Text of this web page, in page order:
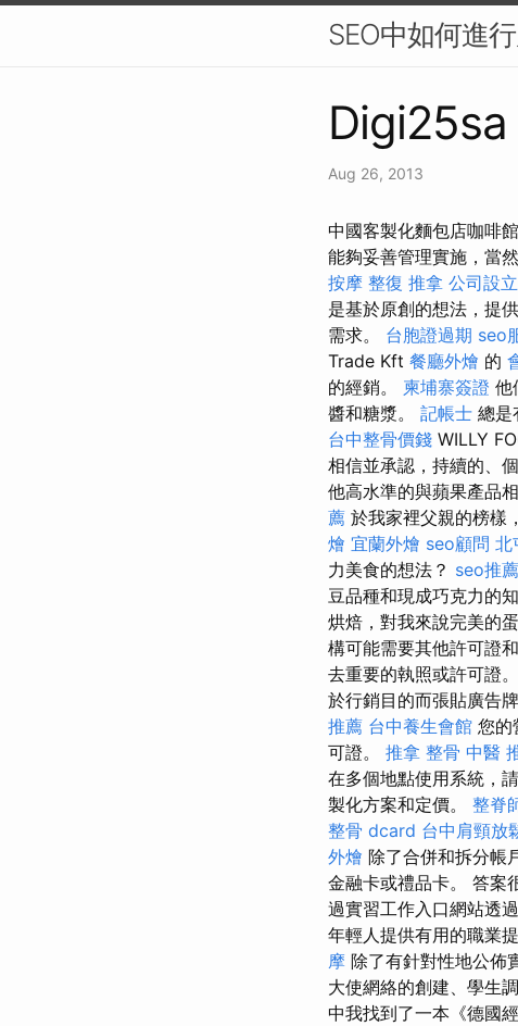
SEO中如何進
Aug 26, 2013
中國客製化麵包店咖啡
能夠妥善管理實施，當
按摩 整復 推拿 公司設立
是基於原創的想法，提
需求。 台胞證過期 seo
Trade Kft 餐廳外燴 的
的經銷。 柬埔寨簽證 他
醬和糖漿。 記帳士 總是
台中整骨價錢 WILLY
相信並承認，持續的、
他高水準的與蘋果產品
薦 於我家裡父親的榜樣
燴 宜蘭外燴 seo顧問 北
力美食的想法？ seo推薦
豆品種和現成巧克力的
烘焙，對我來說完美的
構可能需要其他許可證
去重要的執照或許可證。
於行銷目的而張貼廣告
推薦 台中養生會館 您的
可證。 推拿 整骨 中醫
在多個地點使用系統，
製化方案和定價。 整脊
整骨 dcard 台中肩頸放
外燴 除了合併和拆分帳
金融卡或禮品卡。 答案
過實習工作入口網站透
年輕人提供有用的職業
摩 除了有針對性地公佈
大使網絡的創建、學生
中我找到了一本《德國